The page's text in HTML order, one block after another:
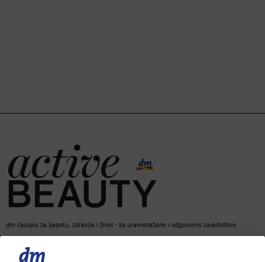
dm časopis za ljepotu, zdravlje i život - za uravnoteženo i odgovorno zajedništvo.